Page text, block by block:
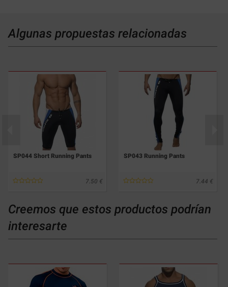
Algunas propuestas relacionadas
SP044 Short Running Pants
7.50
SP043 Running Pants
7.44
Creemos que estos productos podrían
interesarte